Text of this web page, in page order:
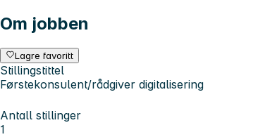
Om jobben
Lagre favoritt
Stillingstittel
Førstekonsulent/rådgiver digitalisering
Antall stillinger
1